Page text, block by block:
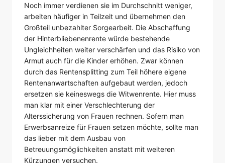
Noch immer verdienen sie im Durchschnitt weniger,
arbeiten häufiger in Teilzeit und übernehmen den
Großteil unbezahlter Sorgearbeit. Die Abschaffung
der Hinterbliebenenrente würde bestehende
Ungleichheiten weiter verschärfen und das Risiko von
Armut auch für die Kinder erhöhen. Zwar können
durch das Rentensplitting zum Teil höhere eigene
Rentenanwartschaften aufgebaut werden, jedoch
ersetzen sie keineswegs die Witwenrente. Hier muss
man klar mit einer Verschlechterung der
Alterssicherung von Frauen rechnen. Sofern man
Erwerbsanreize für Frauen setzen möchte, sollte man
das lieber mit dem Ausbau von
Betreuungsmöglichkeiten anstatt mit weiteren
Kürzungen versuchen.